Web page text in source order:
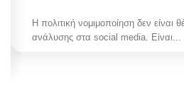
Η πολιτική νομιμοποίηση δεν είναι
ανάλυσης στα social media. Είναι...